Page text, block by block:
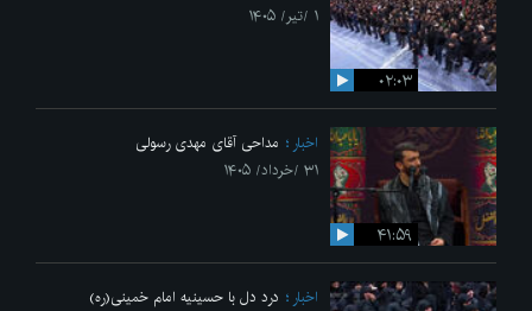
۰۲:۰۳
۱ /تیر/ ۱۴۰۵
۴۱:۵۹
اخبار
مداحی آقای مهدی رسولی
۳۱ /خرداد/ ۱۴۰۵
اخبار
درد دل با حسینیه امام خمینی(ره)